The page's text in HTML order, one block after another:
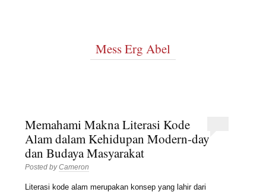
Mess Erg Abel
Memahami Makna Literasi Kode
Alam dalam Kehidupan Modern-day
dan Budaya Masyarakat
Posted byCameron
Literasi kode alam merupakan konsep yang lahir dari